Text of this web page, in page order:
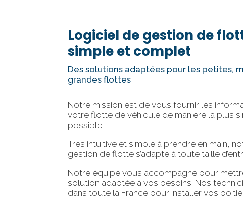
Logiciel de gestion de
simple et complet
Des solutions adaptées pour les petites,
grandes flottes
Notre mission est de vous fournir les
votre flotte de véhicule de manière la plus
possible.
Très intuitive et simple à prendre en main,
gestion de flotte s’adapte à toute taille
Notre équipe vous accompagne pour
solution adaptée à vos besoins. Nos
dans toute la France pour installer vos